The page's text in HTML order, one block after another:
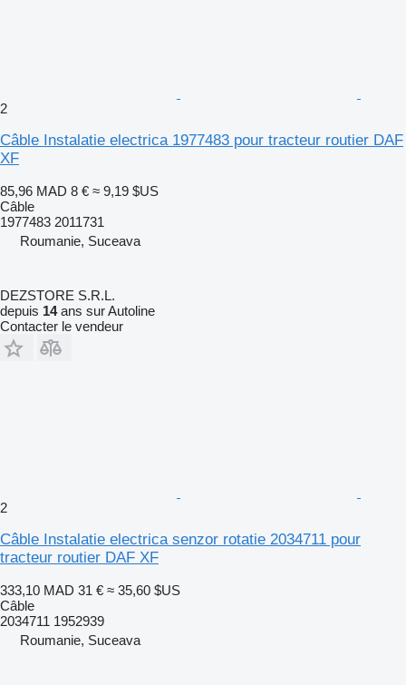
2
Câble Instalatie electrica 1977483 pour tracteur routier DAF
XF
85,96 MAD 8 € ≈ 9,19 $US
Câble
1977483 2011731
Roumanie, Suceava
DEZSTORE S.R.L.
depuis 14ans sur Autoline
Contacter le vendeur
2
Câble Instalatie electrica senzor rotatie 2034711 pour
tracteur routier DAF XF
333,10 MAD 31 € ≈ 35,60 $US
Câble
2034711 1952939
Roumanie, Suceava